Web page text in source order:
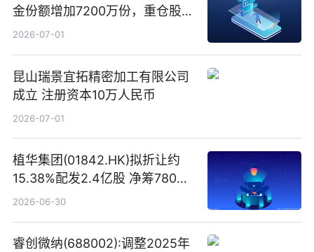
金份额增加7200万份，重仓股新
易盛、中际旭创、立讯精密
2026-07-01
昆山瑞景宜拓精密加工有限公司
成立 注册资本10万人民币
2026-07-01
植华集团(01842.HK)拟折让约
15.38%配发2.4亿股 净筹780万
港元
2026-06-30
睿创微纳(688002):调整2025年